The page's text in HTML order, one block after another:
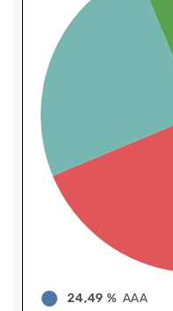
24,49 % AAA